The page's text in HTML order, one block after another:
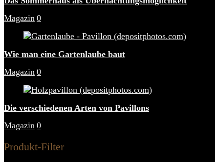
Magazin 0
Wie man eine Gartenlaube baut
Magazin 0
Die verschiedenen Arten von Pavillons
Magazin 0
Produkt-Filter